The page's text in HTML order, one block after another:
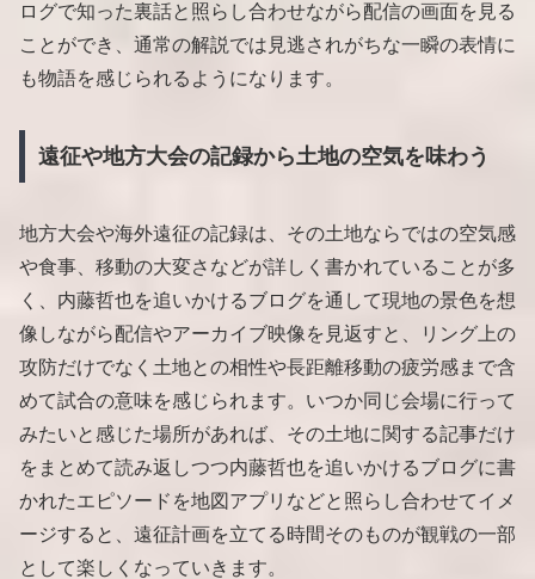
ログで知った裏話と照らし合わせながら配信の画面を見る
ことができ、通常の解説では見逃されがちな一瞬の表情に
も物語を感じられるようになります。
遠征や地方大会の記録から土地の空気を味わう
地方大会や海外遠征の記録は、その土地ならではの空気感
や食事、移動の大変さなどが詳しく書かれていることが多
く、内藤哲也を追いかけるブログを通して現地の景色を想
像しながら配信やアーカイブ映像を見返すと、リング上の
攻防だけでなく土地との相性や長距離移動の疲労感まで含
めて試合の意味を感じられます。いつか同じ会場に行って
みたいと感じた場所があれば、その土地に関する記事だけ
をまとめて読み返しつつ内藤哲也を追いかけるブログに書
かれたエピソードを地図アプリなどと照らし合わせてイメ
ージすると、遠征計画を立てる時間そのものが観戦の一部
として楽しくなっていきます。